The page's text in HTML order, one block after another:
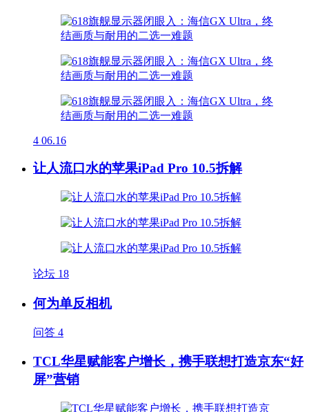
4 06.16
让人流口水的苹果iPad Pro 10.5拆解
论坛 18
何为单反相机
问答 4
TCL华星赋能客户增长，携手联想打造京东“好
屏”营销